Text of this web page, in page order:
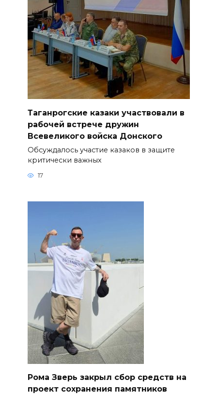
Таганрогские казаки участвовали в
рабочей встрече дружин
Всевеликого войска Донского
Обсуждалось участие казаков в защите
критически важных
17
Рома Зверь закрыл сбор средств на
проект сохранения памятников